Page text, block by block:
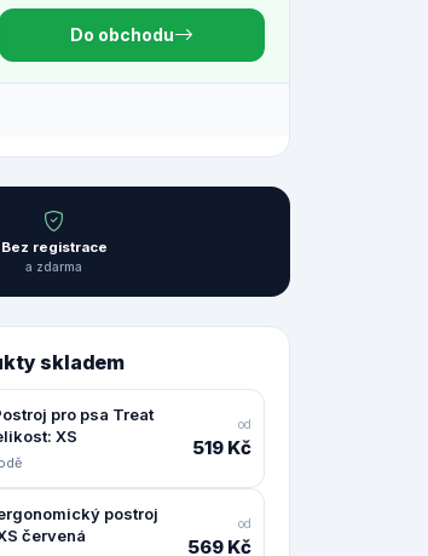
Do obchodu
Bez registrace
a zdarma
skladem
pro psa Treat
XS
od
519 Kč
postroj
červená
od
569 Kč